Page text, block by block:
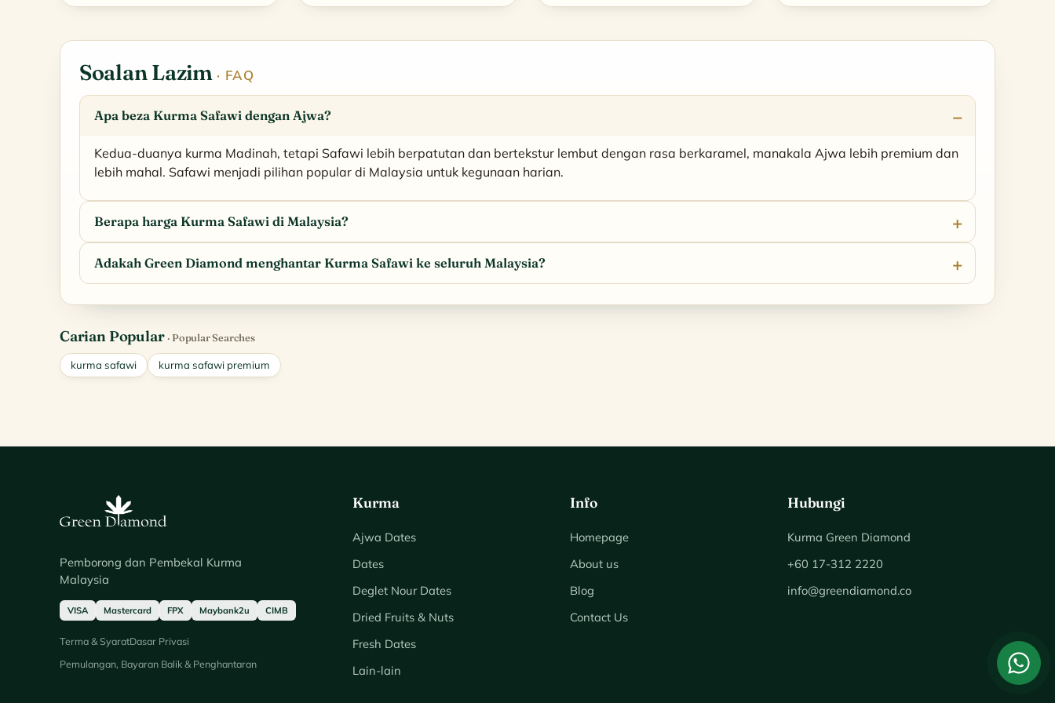
RM230.00.RM195.00.
RM190.00.RM153.00.
RM260.00.RM163.00.
RM75.00.RM45.00.
Soalan Lazim · FAQ
Apa beza Kurma Safawi dengan Ajwa?
Kedua-duanya kurma Madinah, tetapi Safawi lebih berpatutan dan bertekstur lembut dengan rasa berkaramel, manakala Ajwa lebih premium dan
lebih mahal. Safawi menjadi pilihan popular di Malaysia untuk kegunaan harian.
Berapa harga Kurma Safawi di Malaysia?
Adakah Green Diamond menghantar Kurma Safawi ke seluruh Malaysia?
Carian Popular · Popular Searches
kurma safawi kurma safawi premium
Pemborong dan Pembekal Kurma
Malaysia
VISA Mastercard FPX Maybank2u CIMB
Terma & SyaratDasar Privasi
Pemulangan, Bayaran Balik & Penghantaran
Kurma
Ajwa Dates
Dates
Deglet Nour Dates
Dried Fruits & Nuts
Fresh Dates
Lain-lain
Info
Homepage
About us
Blog
Contact Us
Hubungi
Kurma Green Diamond
+60 17-312 2220
info@greendiamond.co